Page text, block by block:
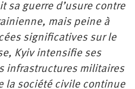
sa guerre d’usure contre
mais peine à
significatives sur le
Kyiv intensifie ses
infrastructures militaires
la société civile continue